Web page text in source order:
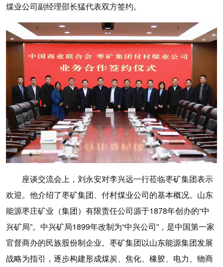
煤业公司副经理邵长猛代表双方签约。
座谈交流会上，刘永安对李兴远一行莅临枣矿集团表示
欢迎。他介绍了枣矿集团、付村煤业公司的基本概况。山东
能源枣庄矿业（集团）有限责任公司源于1878年创办的“中
兴矿局”。中兴矿局1899年改制为“中兴公司”，是中国第一家
官督商办的民族股份制企业。枣矿集团以山东能源集团发展
战略为指引，逐步构建形成煤炭、焦化、橡胶、电力、物商